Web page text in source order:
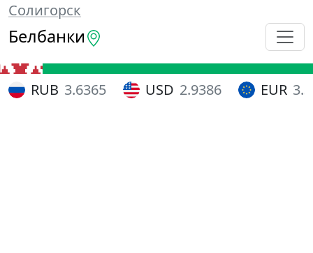
Солигорск
Белбанки
RUB 3.6365 USD 2.9386 EUR